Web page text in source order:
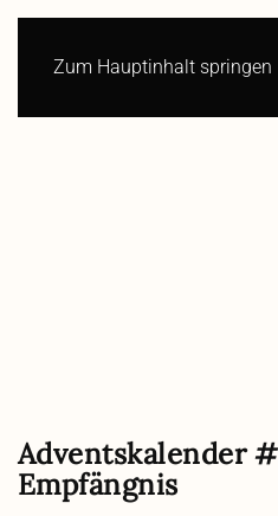
Zum Hauptinhalt springen
Adventskalender
Empfängnis